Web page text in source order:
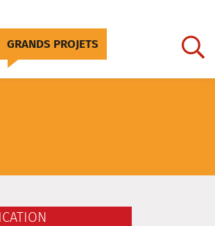
GRANDS PROJETS